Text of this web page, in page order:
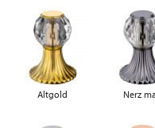
Altgold Nerz